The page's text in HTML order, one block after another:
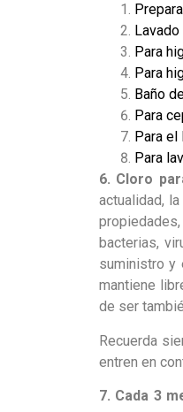
Para
Para
Baño
Para
Para
Para
6. Cloro
actualidad,
bacterias,
suministro y
mantiene
de ser
Recuerda
entren en
7. Cada 3